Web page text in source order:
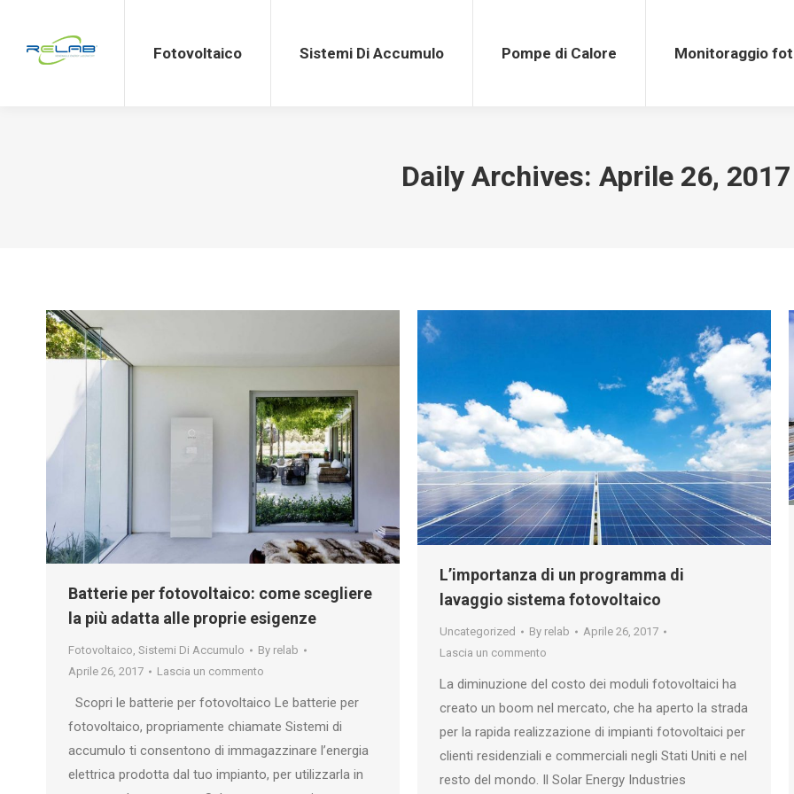
Fotovoltaico Sistemi Di Accumulo Pompe di Calore Monitoraggio
Daily Archives: Aprile 26, 2017
Batterie per fotovoltaico: come scegliere
la più adatta alle proprie esigenze
Fotovoltaico, Sistemi Di Accumulo By relab
Aprile 26, 2017
Lascia un commento
Scopri le batterie per fotovoltaico Le batterie per
fotovoltaico, propriamente chiamate Sistemi di
accumulo ti consentono di immagazzinare l’energia
elettrica prodotta dal tuo impianto, per utilizzarla in
L’importanza di un programma di
lavaggio sistema fotovoltaico
Uncategorized By relab
Aprile 26, 2017
Lascia un commento
La diminuzione del costo dei moduli fotovoltaici ha
creato un boom nel mercato, che ha aperto la strada
per la rapida realizzazione di impianti fotovoltaici per
clienti residenziali e commerciali negli Stati Uniti e nel
resto del mondo. Il Solar Energy Industries